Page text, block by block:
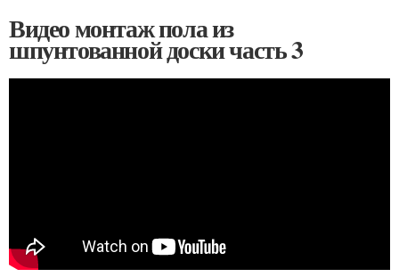
Видео монтаж пола из
шпунтованной доски часть 3